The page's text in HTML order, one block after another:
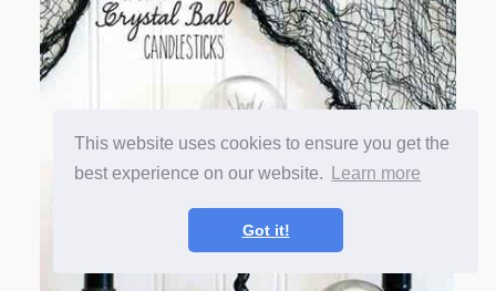
This website uses cookies to ensure you get the
best experience on our website.
Learn more
Got it!